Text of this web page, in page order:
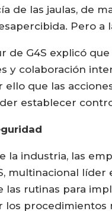
de las jaulas, de
Pero
de G4S explicó
y colaboración
que las
establecer
la industria, las
multinacional
las rutinas para
procedimientos